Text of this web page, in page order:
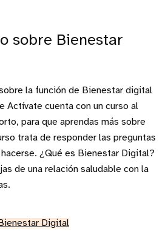
sobre Bienestar
la función de Bienestar digital
Actívate cuenta con un curso al
para que aprendas más sobre
trata de responder las preguntas
¿Qué es Bienestar Digital?
de una relación saludable con la
Digital